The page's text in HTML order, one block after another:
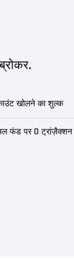
खोलने का शुल्क
फंड पर 0 ट्रांज़ैक्शन